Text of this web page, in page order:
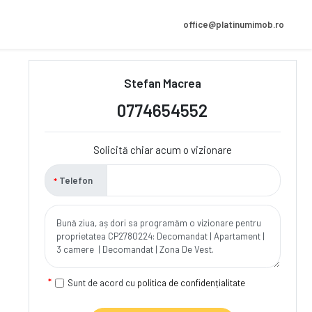
office@platinumimob.ro
Stefan Macrea
0774654552
Solicită chiar acum o vizionare
Telefon
Sunt de acord cu politica de confidențialitate